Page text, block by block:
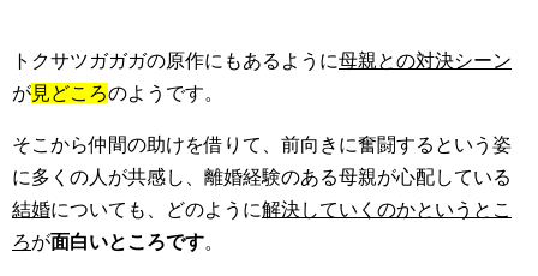
トクサツガガガの原作にもあるように母親との対決シーン
が見どころのようです。
そこから仲間の助けを借りて、前向きに奮闘するという姿
に多くの人が共感し、離婚経験のある母親が心配している
結婚についても、どのように解決していくのかというとこ
ろが面白いところです。